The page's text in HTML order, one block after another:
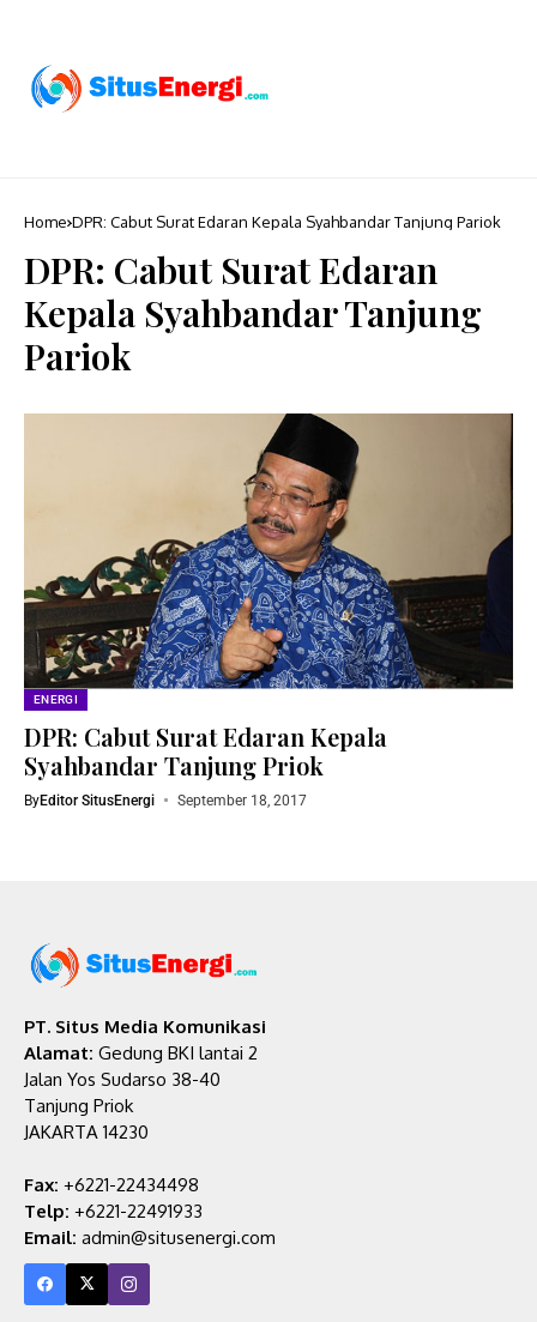
Home DPR: Cabut Surat Edaran Kepala Syahbandar Tanjung Pariok
DPR: Cabut Surat Edaran
Kepala Syahbandar Tanjung
Pariok
ENERGI
DPR: Cabut Surat Edaran Kepala
Syahbandar Tanjung Priok
ByEditor SitusEnergi September 18, 2017
PT. Situs Media Komunikasi
Alamat: Gedung BKI lantai 2
Jalan Yos Sudarso 38-40
Tanjung Priok
JAKARTA 14230
Fax: +6221-22434498
Telp: +6221-22491933
Email: admin@situsenergi.com